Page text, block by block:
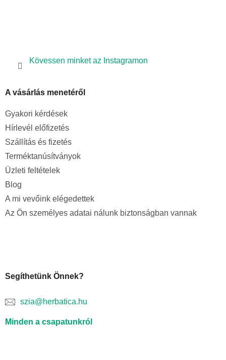
Kövessen minket az Instagramon
A vásárlás menetéről
Gyakori kérdések
Hírlevél előfizetés
Szállítás és fizetés
Terméktanúsítványok
Üzleti feltételek
Blog
A mi vevőink elégedettek
Az Ön személyes adatai nálunk biztonságban vannak
Segíthetünk Önnek?
szia@herbatica.hu
Minden a csapatunkról